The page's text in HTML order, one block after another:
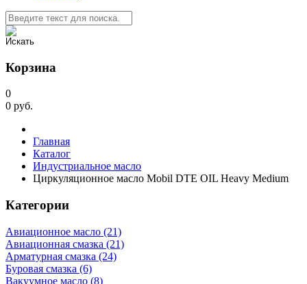
Корзина
0
0 руб.
Главная
Каталог
Индустриальное масло
Циркуляционное масло Mobil DTE OIL Heavy Medium
Категории
Авиационное масло (21)
Авиационная смазка (21)
Арматурная смазка (24)
Буровая смазка (6)
Вакуумное масло (8)